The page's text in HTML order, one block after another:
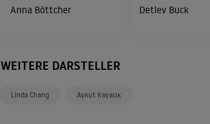
Anna Böttcher Detlev Buck
WEITERE DARSTELLER
Linda Chang Aykut Kayacık